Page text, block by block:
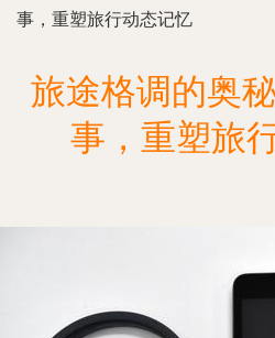
事，重塑旅行动态记忆
旅途格调的奥
事，重塑旅